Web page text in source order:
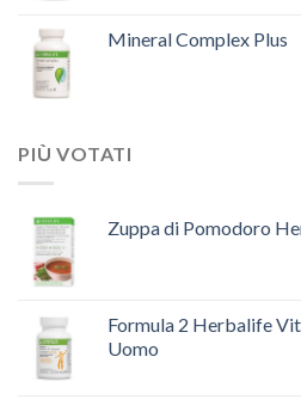
Mineral Complex Plus
PIÙ VOTATI
Zuppa di Pomodoro
Formula 2 Herbalife
Uomo